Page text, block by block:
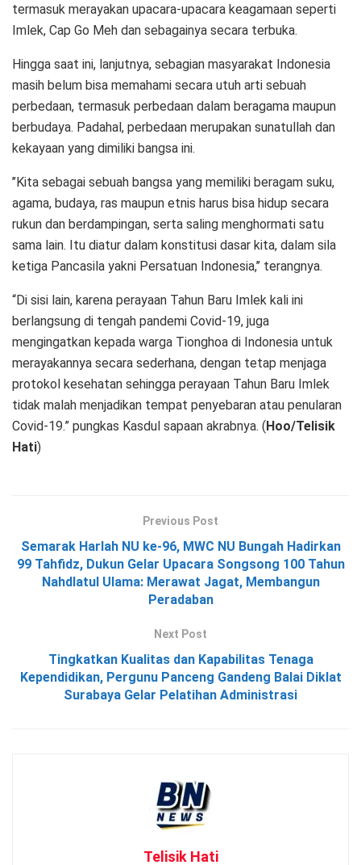
termasuk merayakan upacara-upacara keagamaan seperti
Imlek, Cap Go Meh dan sebagainya secara terbuka.
Hingga saat ini, lanjutnya, sebagian masyarakat Indonesia
masih belum bisa memahami secara utuh arti sebuah
perbedaan, termasuk perbedaan dalam beragama maupun
berbudaya. Padahal, perbedaan merupakan sunatullah dan
kekayaan yang dimiliki bangsa ini.
’’Kita sebagai sebuah bangsa yang memiliki beragam suku,
agama, budaya, ras maupun etnis harus bisa hidup secara
rukun dan berdampingan, serta saling menghormati satu
sama lain. Itu diatur dalam konstitusi dasar kita, dalam sila
ketiga Pancasila yakni Persatuan Indonesia,’’ terangnya.
“Di sisi lain, karena perayaan Tahun Baru Imlek kali ini
berlangsung di tengah pandemi Covid-19, juga
mengingatkan kepada warga Tionghoa di Indonesia untuk
merayakannya secara sederhana, dengan tetap menjaga
protokol kesehatan sehingga perayaan Tahun Baru Imlek
tidak malah menjadikan tempat penyebaran atau penularan
Covid-19.” pungkas Kasdul sapaan akrabnya. (Hoo/Telisik
Hati)
Previous Post
Semarak Harlah NU ke-96, MWC NU Bungah Hadirkan
99 Tahfidz, Dukun Gelar Upacara Songsong 100 Tahun
Nahdlatul Ulama: Merawat Jagat, Membangun
Peradaban
Next Post
Tingkatkan Kualitas dan Kapabilitas Tenaga
Kependidikan, Pergunu Panceng Gandeng Balai Diklat
Surabaya Gelar Pelatihan Administrasi
Telisik Hati